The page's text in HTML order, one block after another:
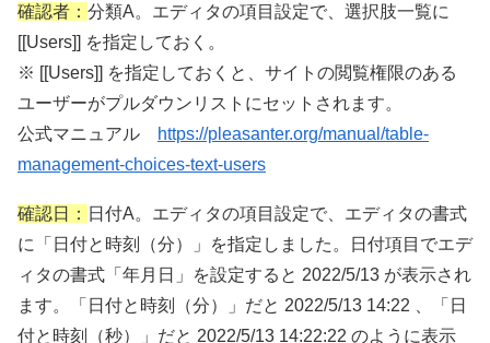
確認者： 分類A。エディタの項目設定で、選択肢一覧に
[[Users]] を指定しておく。
※ [[Users]] を指定しておくと、サイトの閲覧権限のある
ユーザーがプルダウンリストにセットされます。
公式マニュアル
https://pleasanter.org/manual/table-
management-choices-text-users
確認日： 日付A。エディタの項目設定で、エディタの書式
に「日付と時刻（分）」を指定しました。日付項目でエデ
ィタの書式「年月日」を設定すると 2022/5/13 が表示され
ます。「日付と時刻（分）」だと 2022/5/13 14:22 、「日
付と時刻（秒）」だと 2022/5/13 14:22:22 のように表示